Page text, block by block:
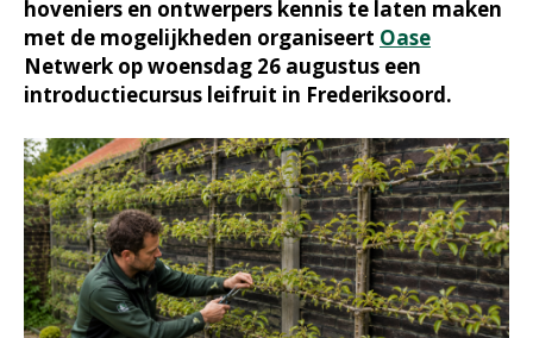
hoveniers en ontwerpers kennis te laten maken
met de mogelijkheden organiseert Oase
Netwerk op woensdag 26 augustus een
introductiecursus leifruit in Frederiksoord.